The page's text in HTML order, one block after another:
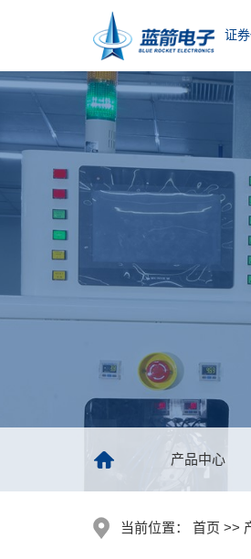
证
产品中心
当前位置： 首页 >>